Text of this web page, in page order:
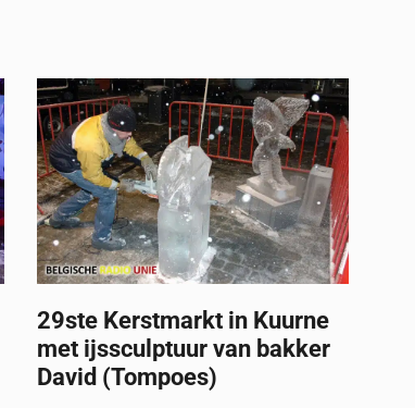
29ste Kerstmarkt in Kuurne
met ijssculptuur van bakker
David (Tompoes)